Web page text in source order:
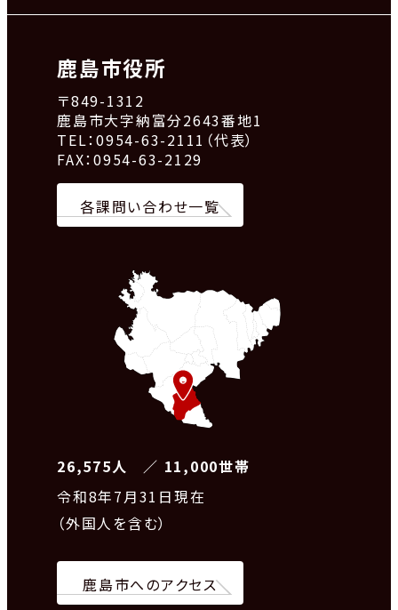
鹿島市役所
〒849-1312
鹿島市大字納富分2643番地1
TEL：0954-63-2111（代表）
FAX：0954-63-2129
各課問い合わせ一覧
26,575人 ／ 11,000世帯
令和8年7月31日現在
（外国人を含む）
鹿島市へのアクセス